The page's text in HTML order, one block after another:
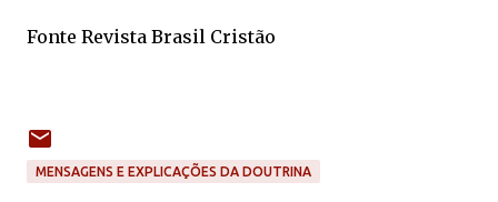
Fonte Revista Brasil Cristão
MENSAGENS E EXPLICAÇÕES DA DOUTRINA